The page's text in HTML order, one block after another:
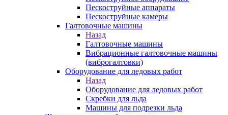
Пескоструйные аппараты
Пескоструйные камеры
Галтовочные машины
Назад
Галтовочные машины
Вибрационные галтовочные машины
(виброгалтовки)
Оборудование для ледовых работ
Назад
Оборудование для ледовых работ
Скребки для льда
Машины для подрезки льда